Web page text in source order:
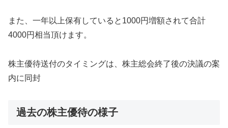
また、一年以上保有していると1000円増額されて合計
4000円相当頂けます。
株主優待送付のタイミングは、株主総会終了後の決議の案
内に同封
過去の株主優待の様子